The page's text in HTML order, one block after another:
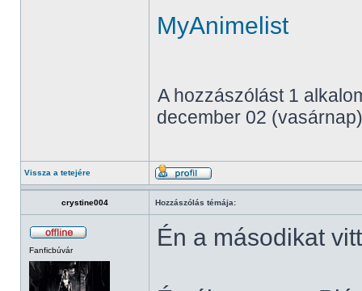
MyAnimelist
A hozzászólást 1
december 02
Vissza a tetejére
crystine004 Hozzászólás témája:
Fanficbúvár Én a másodikat